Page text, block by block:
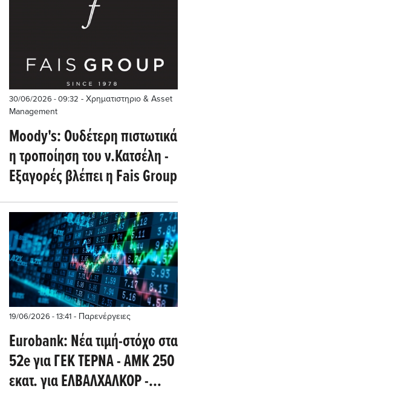
30/06/2026 - 09:32 - Χρηματιστηριο & Asset
Management
Moody's: Ουδέτερη πιστωτικά
η τροποίηση του ν.Κατσέλη -
Εξαγορές βλέπει η Fais Group
19/06/2026 - 13:41- Παρενέργειες
Eurobank: Νέα τιμή-στόχο στα
52e για ΓΕΚ ΤΕΡΝΑ - ΑΜΚ 250
εκατ. για ΕΛΒΑΛΧΑΛΚΟΡ -